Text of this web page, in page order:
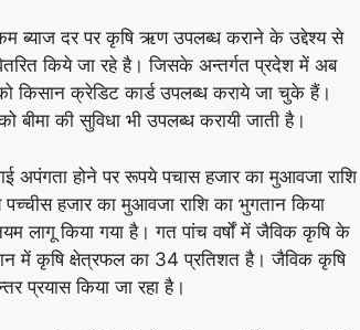
ब्याज दर पर कृषि ऋण उपलब्ध कराने के उद्देश्य से
किये जा रहे है। जिसके अन्तर्गत प्रदेश में अब
किसान क्रेडिट कार्ड उपलब्ध कराये जा चुके हैं।
की सुविधा भी उपलब्ध करायी जाती है।
अपंगता होने पर रूपये पचास हजार का मुआवजा राशि
हजार का मुआवजा राशि का भुगतान किया
लागू किया गया है। गत पांच वर्षों में जैविक कृषि के
में कृषि क्षेत्रफल का 34 प्रतिशत है। जैविक कृषि
प्रयास किया जा रहा है।